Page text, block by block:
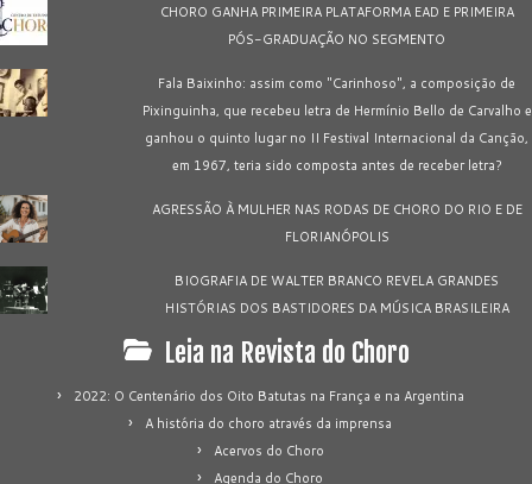
CHORO GANHA PRIMEIRA PLATAFORMA EAD E PRIMEIRA
PÓS-GRADUAÇÃO NO SEGMENTO
Fala Baixinho: assim como "Carinhoso", a composição de
Pixinguinha, que recebeu letra de Hermínio Bello de Carvalho e
ganhou o quinto lugar no II Festival Internacional da Canção,
em 1967, teria sido composta antes de receber letra?
AGRESSÃO À MULHER NAS RODAS DE CHORO DO RIO E DE
FLORIANÓPOLIS
BIOGRAFIA DE WALTER BRANCO REVELA GRANDES
HISTÓRIAS DOS BASTIDORES DA MÚSICA BRASILEIRA
Leia na Revista do Choro
2022: O Centenário dos Oito Batutas na França e na Argentina
A história do choro através da imprensa
Acervos do Choro
Agenda do Choro